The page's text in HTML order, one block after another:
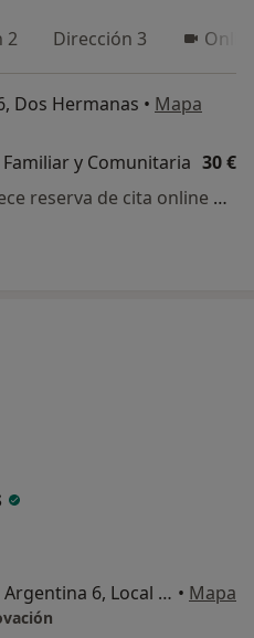
2 Dirección 3
Dos Hermanas • Mapa
y Comunitaria 30 €
Este especialista no ofrece reserva de cita online en esta dirección.
Avenida de la República Argentina 6, Local A, Sevilla • Mapa